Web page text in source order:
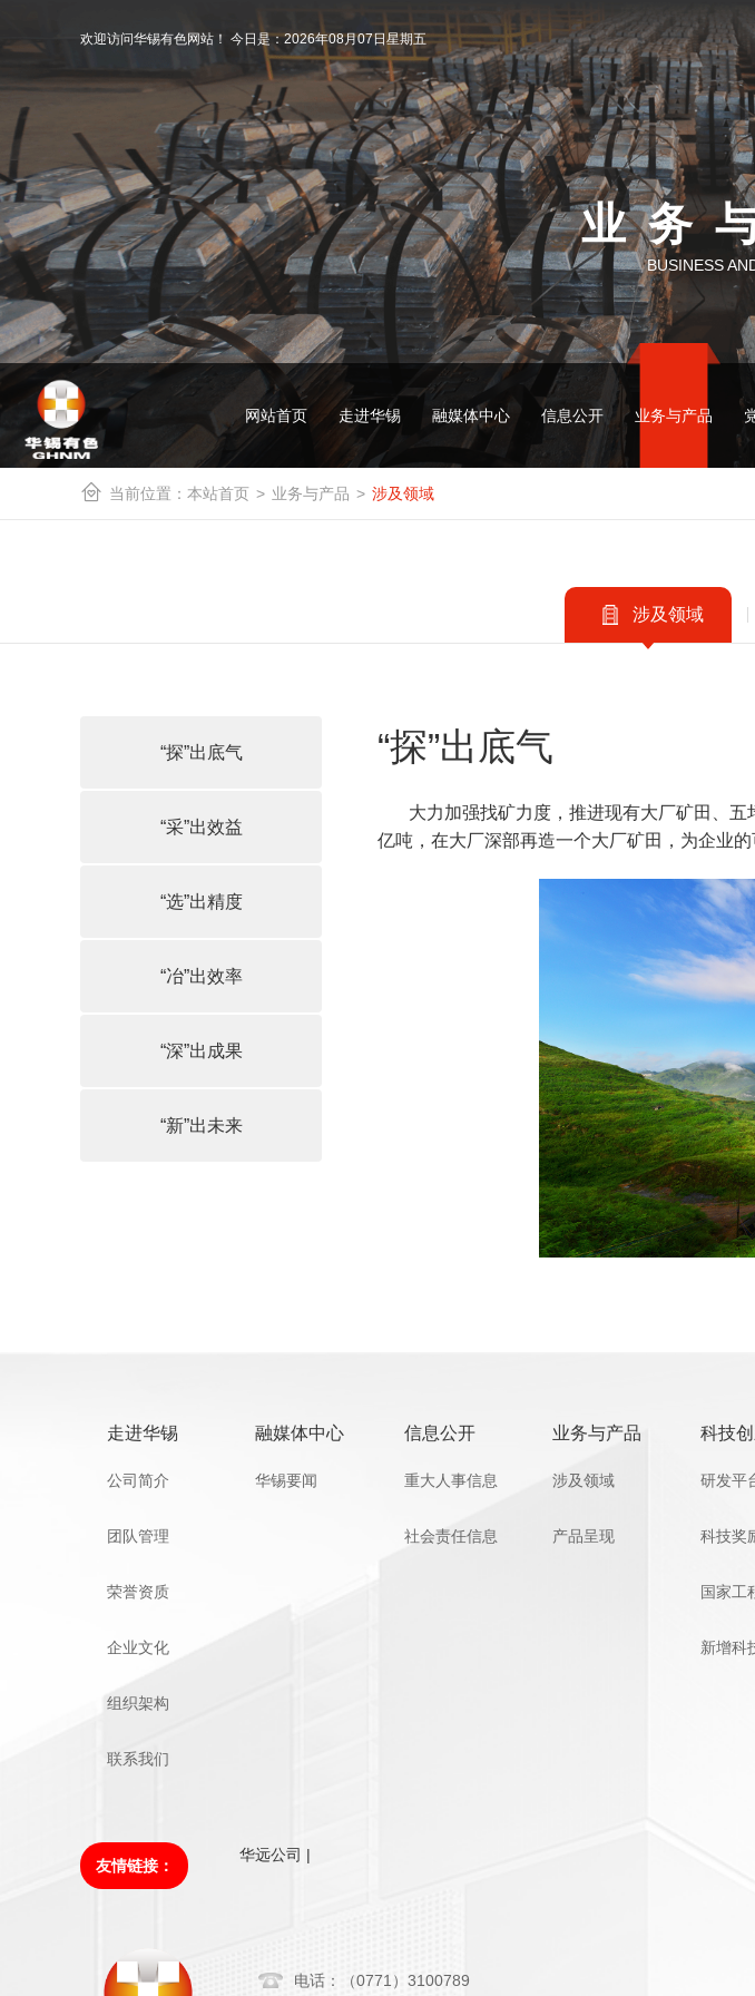
欢迎访问华锡有色网站！ 今日是：2026年08月07日星期五
网站首页 走进华锡 融媒体中心 信息公开 业务与产品
业务
BUSINESS
当前位置： 本站首页 > 业务与产品 > 涉及领域
涉及领域
“探”出底气
“采”出效益
“选”出精度
“冶”出效率
“深”出成果
“新”出未来
“探”出底气
大力加强找矿力度，推进现有大厂矿田、
亿吨，在大厂深部再造一个大厂矿田，为企业的
走进华锡
公司简介
团队管理
荣誉资质
企业文化
组织架构
联系我们
融媒体中心
华锡要闻
信息公开
重大人事信息
社会责任信息
业务与产品
涉及领域
产品呈现
科技
研发平
科技奖
国家工
新增科
友情链接：
华远公司 |
电话：（0771）3100789